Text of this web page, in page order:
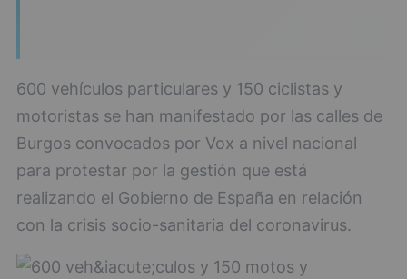
600 vehículos particulares y 150 ciclistas y
motoristas se han manifestado por las calles de
Burgos convocados por Vox a nivel nacional
para protestar por la gestión que está
realizando el Gobierno de España en relación
con la crisis socio-sanitaria del coronavirus.